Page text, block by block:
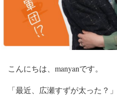
こんにちは、manyanです。
「最近、 広瀬すずが太った？ 」